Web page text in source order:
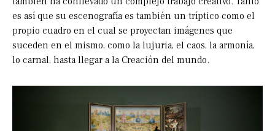
es así que su escenografía es también un tríptico como el
propio cuadro en el cual se proyectan imágenes que
suceden en el mismo, como la lujuria, el caos, la armonía,
lo carnal, hasta llegar a la Creación del mundo.